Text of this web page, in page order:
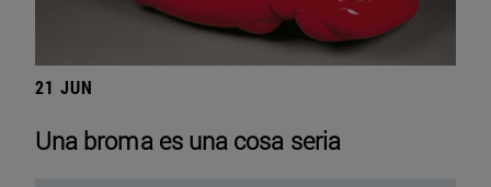
21 JUN
Una broma es una cosa seria